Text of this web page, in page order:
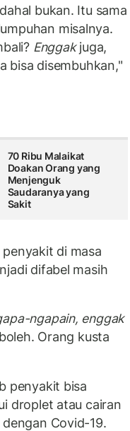
bukan. Itu sama
misalnya.
Enggakjuga,
bisa disembuhkan,"
70 Ribu Malaikat
Doakan Orang yang
Menjenguk
Saudaranya yang
Sakit
di masa
difabel masih
ngapain, enggak
Orang kusta
penyakit bisa
droplet atau cairan
Covid-19.